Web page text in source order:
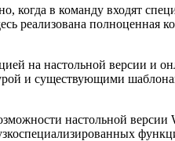
в команду входят
реализована полноценная
на настольной версии и
и существующими
настольной версии